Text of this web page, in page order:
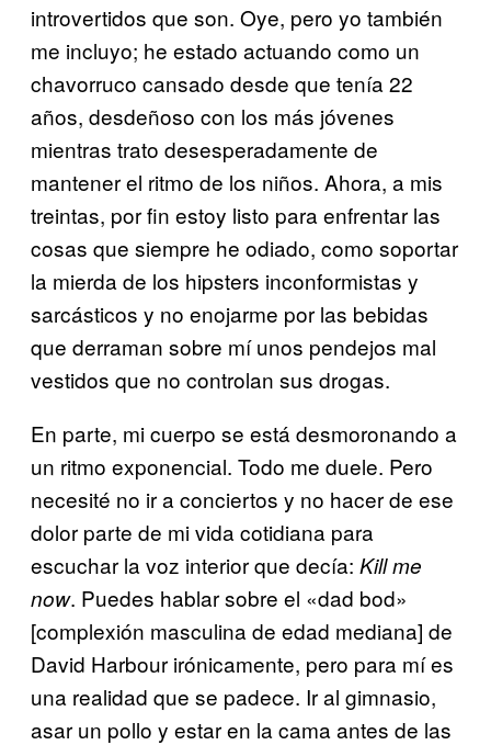
introvertidos que son. Oye, pero yo también
me incluyo; he estado actuando como un
chavorruco cansado desde que tenía 22
años, desdeñoso con los más jóvenes
mientras trato desesperadamente de
mantener el ritmo de los niños. Ahora, a mis
treintas, por fin estoy listo para enfrentar las
cosas que siempre he odiado, como soportar
la mierda de los hipsters inconformistas y
sarcásticos y no enojarme por las bebidas
que derraman sobre mí unos pendejos mal
vestidos que no controlan sus drogas.
En parte, mi cuerpo se está desmoronando a
un ritmo exponencial. Todo me duele. Pero
necesité no ir a conciertos y no hacer de ese
dolor parte de mi vida cotidiana para
escuchar la voz interior que decía: Kill me
now. Puedes hablar sobre el «dad bod»
[complexión masculina de edad mediana] de
David Harbour irónicamente, pero para mí es
una realidad que se padece. Ir al gimnasio,
asar un pollo y estar en la cama antes de las